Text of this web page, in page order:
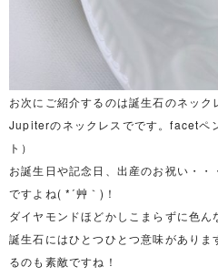
お次にご紹介するのは誕生石のネッ
Jupiterのネックレスでです。facetペ
ト）
お誕生日や記念日、出産のお祝い・
ですよね( *´艸｀)！
ダイヤモンドほどかしこまらずに色ん
誕生石にはひとつひとつ意味があり
るのも素敵ですね！